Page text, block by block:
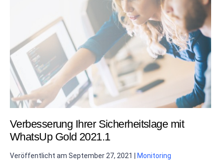
Verbesserung Ihrer Sicherheitslage mit
WhatsUp Gold 2021.1
Veröffentlicht am September 27, 2021 Monitoring